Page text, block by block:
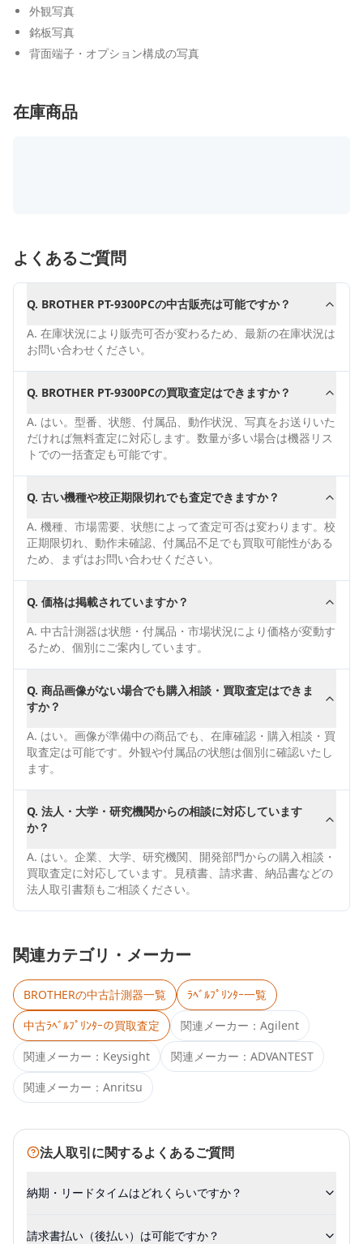
外観写真
銘板写真
背面端子・オプション構成の写真
在庫商品
よくあるご質問
Q. BROTHER PT-9300PCの中古販売は可能ですか？
A. 在庫状況により販売可否が変わるため、最新の在庫状況は
お問い合わせください。
Q. BROTHER PT-9300PCの買取査定はできますか？
A. はい。型番、状態、付属品、動作状況、写真をお送りいた
だければ無料査定に対応します。数量が多い場合は機器リス
トでの一括査定も可能です。
Q. 古い機種や校正期限切れでも査定できますか？
A. 機種、市場需要、状態によって査定可否は変わります。校
正期限切れ、動作未確認、付属品不足でも買取可能性がある
ため、まずはお問い合わせください。
Q. 価格は掲載されていますか？
A. 中古計測器は状態・付属品・市場状況により価格が変動す
るため、個別にご案内しています。
Q. 商品画像がない場合でも購入相談・買取査定はできま
すか？
A. はい。画像が準備中の商品でも、在庫確認・購入相談・買
取査定は可能です。外観や付属品の状態は個別に確認いたし
ます。
Q. 法人・大学・研究機関からの相談に対応しています
か？
A. はい。企業、大学、研究機関、開発部門からの購入相談・
買取査定に対応しています。見積書、請求書、納品書などの
法人取引書類もご相談ください。
関連カテゴリ・メーカー
BROTHERの中古計測器一覧 ﾗﾍﾞﾙﾌﾟﾘﾝﾀｰ一覧
中古ﾗﾍﾞﾙﾌﾟﾘﾝﾀｰの買取査定 関連メーカー： Agilent
関連メーカー： Keysight 関連メーカー： ADVANTEST
関連メーカー： Anritsu
法人取引に関するよくあるご質問
納期・リードタイムはどれくらいですか？
請求書払い（後払い）は可能ですか？